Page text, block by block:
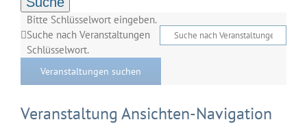
Bitte Schlüsselwort eingeben.
Suche nach Veranstaltungen
Schlüsselwort.
Veranstaltungen suchen
Veranstaltung Ansichten-Navigation